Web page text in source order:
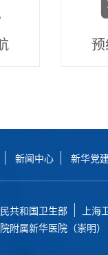
新闻中心 新华党
共和国卫生部 上海
附属新华医院（崇明）